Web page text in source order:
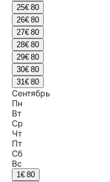
25€ 80
26€ 80
27€ 80
28€ 80
29€ 80
30€ 80
31€ 80
Сентябрь
Пн
Вт
Ср
Чт
Пт
Сб
Вс
1€ 80